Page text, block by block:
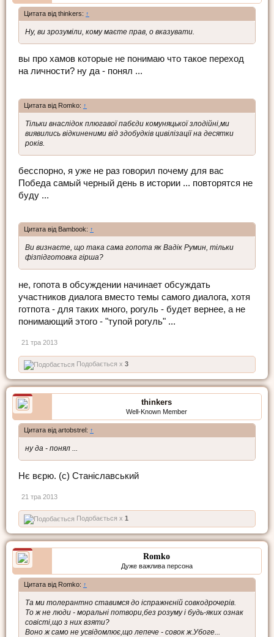
Цитата від thinkers: ↑
Ну, ви зрозуміли, кому маєте прав, о вказувати.
вы про хамов которые не понимаю что такое переход
на личности? ну да - понял ...
Цитата від Romko: ↑
Тільки внаслідок плюгавої пабєди комуняцької злодійні,ми
виявились відкиненими від здобудків цивілізації на десятки
років.
бесспорно, я уже не раз говорил почему для вас
Победа самый черный день в истории ... повторятся не
буду ...
Цитата від Bambook: ↑
Ви визнаєте, що така сама гопота як Вадік Румин, тільки
фізпідготовка гірша?
не, гопота в обсуждении начинает обсуждать
участников диалога вместо темы самого диалога, хотя
готпота - для таких много, рогуль - будет вернее, а не
понимающий этого - "тупой рогуль" ...
21 тра 2013
Подобається x 3
thinkers
Well-Known Member
Цитата від artobstrel: ↑
ну да - понял ...
Нє вєрю. (с) Станіславський
21 тра 2013
Подобається x 1
Romko
Дуже важлива персона
Цитата від Romko: ↑
Та ми толерантно ставимся до іспражнєній совкодрочерів.
То ж не люди - моральні потвори,без розуму і будь-яких ознак
совісті,що з них взяти?
Воно ж само не усвідомлює,що лепече - совок ж.Убоге...